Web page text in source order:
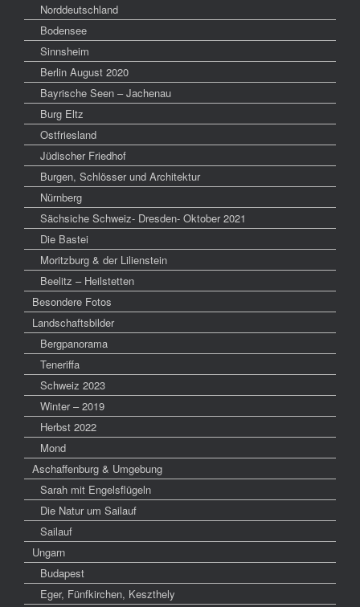
Norddeutschland
Bodensee
Sinnsheim
Berlin August 2020
Bayrische Seen – Jachenau
Burg Eltz
Ostfriesland
Jüdischer Friedhof
Burgen, Schlösser und Architektur
Nürnberg
Sächsiche Schweiz- Dresden- Oktober 2021
Die Bastei
Moritzburg & der Lilienstein
Beelitz – Heilstetten
Besondere Fotos
Landschaftsbilder
Bergpanorama
Teneriffa
Schweiz 2023
Winter – 2019
Herbst 2022
Mond
Aschaffenburg & Umgebung
Sarah mit Engelsflügeln
Die Natur um Sailauf
Sailauf
Ungarn
Budapest
Eger, Fünfkirchen, Keszthely